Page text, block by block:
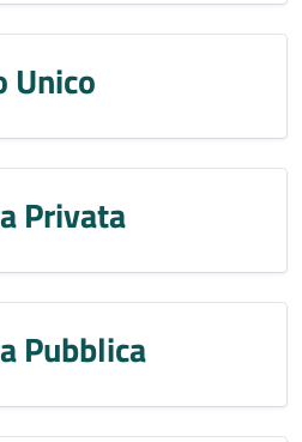
Unico
Privata
Pubblica